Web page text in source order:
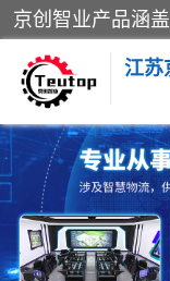
江苏
VR物流实训
生产系统仿真